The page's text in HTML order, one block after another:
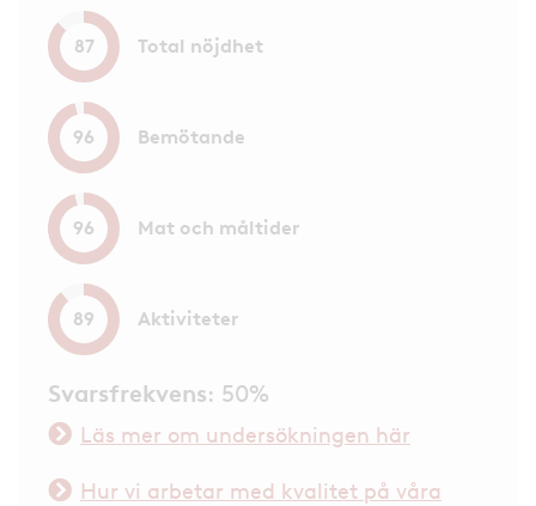
87 Total nöjdhet
96 Bemötande
96 Mat och måltider
89 Aktiviteter
Svarsfrekvens: 50%
Läs mer om undersökningen här
Hur vi arbetar med kvalitet på våra